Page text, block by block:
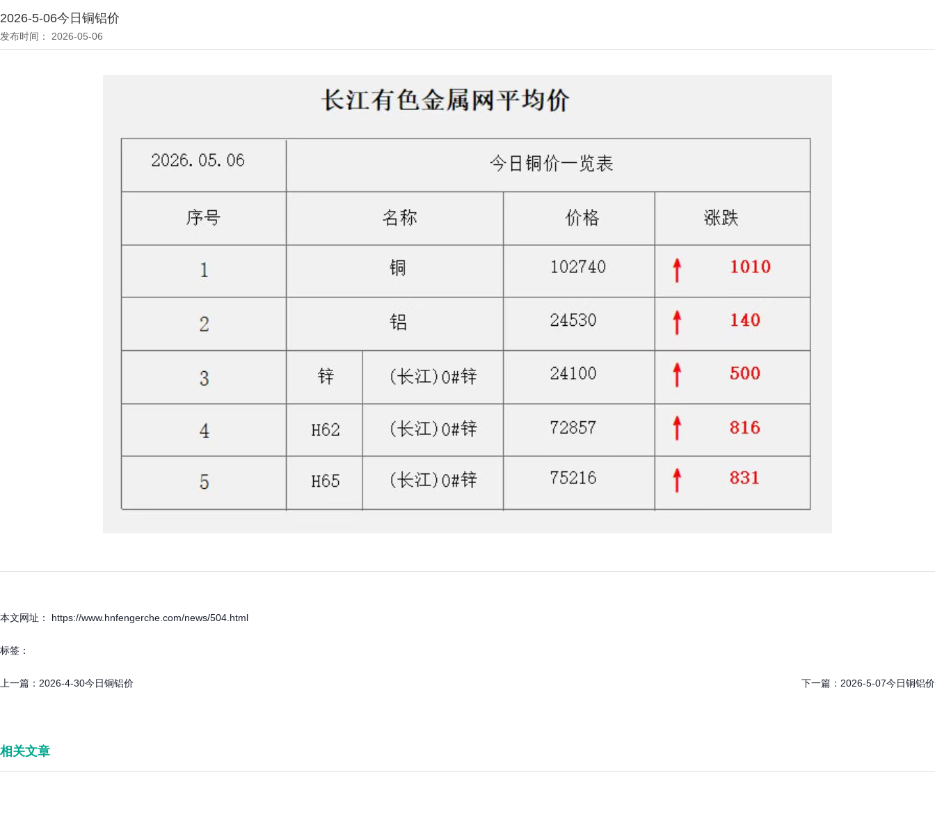
2026-5-06今日铜铝价
发布时间： 2026-05-06
本文网址： https://www.hnfengerche.com/news/504.html
标签：
上一篇： 2026-4-30今日铜铝价 下一篇： 2026-5-07今日铜铝价
相关文章